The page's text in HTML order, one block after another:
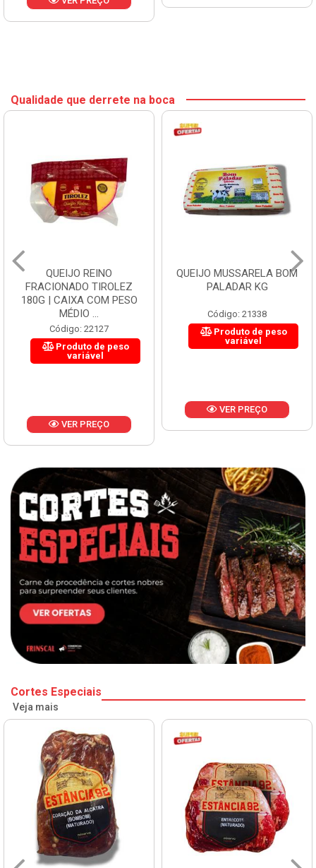
Qualidade que derrete na boca
QUEIJO REINO
FRACIONADO TIROLEZ
180G | CAIXA COM PESO
MÉDIO ...
Código: 22127
Produto de peso
variável
VER PREÇO
QUEIJO MUSSARELA BOM
PALADAR KG
Código: 21338
Produto de peso
variável
VER PREÇO
Cortes Especiais
Veja mais